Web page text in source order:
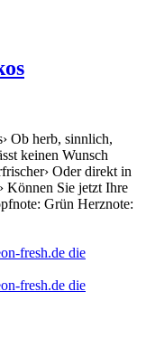
Ob herb, sinnlich,
keinen Wunsch
Oder direkt in
Können Sie jetzt Ihre
Grün Herznote: